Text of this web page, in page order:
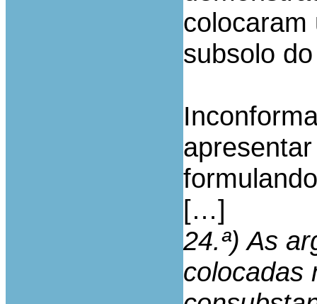
colocaram
subsolo
[…]
24.ª) As
colocadas